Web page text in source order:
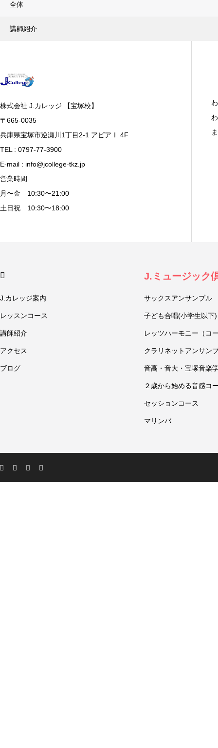
全体
講師紹介
株式会社 J.カレッジ 【宝塚校】
〒665-0035
兵庫県宝塚市逆瀬川1丁目2-1 アピアⅠ 4F
TEL : 0797-77-3900
E-mail : info@jcollege-tkz.jp
営業時間
月〜金 10:30〜21:00
土日祝 10:30〜18:00
J.カレッジ案内
レッスンコース
講師紹介
アクセス
ブログ
J.ミュージック
サックスアンサンブル
子ども合唱(小学生以下)
レッツハーモニー（コ
クラリネットアンサン
音高・音大・宝塚音楽
２歳から始める音感コ
セッションコース
マリンバ